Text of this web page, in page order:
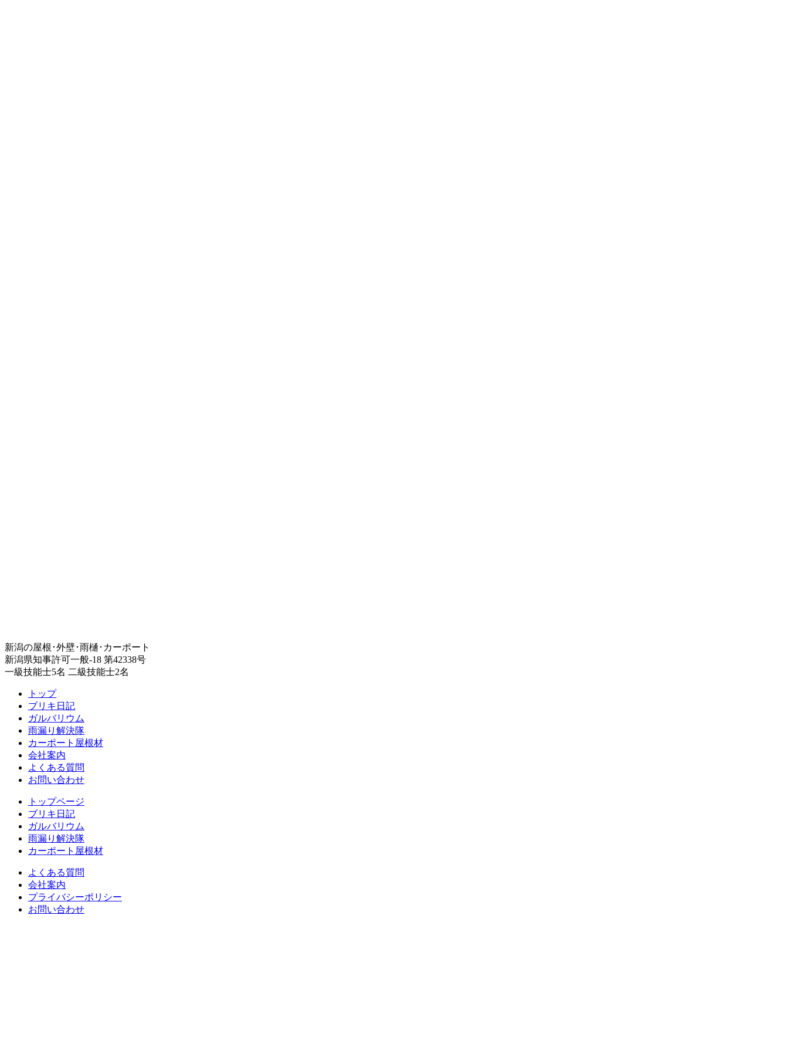
新潟の屋根･外壁･雨樋･カーポート
新潟県知事許可一般-18 第42338号
一級技能士5名 二級技能士2名
トップ
ブリキ日記
ガルバリウム
雨漏り解決隊
カーポート屋根材
会社案内
よくある質問
お問い合わせ
トップページ
ブリキ日記
ガルバリウム
雨漏り解決隊
カーポート屋根材
よくある質問
会社案内
プライバシーポリシー
お問い合わせ